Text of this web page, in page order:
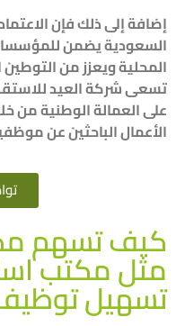
إضافة إلى ذلك فإن
السعودية يضمن
المحلية ويعزز من
تسعى شركة العيد
على العمالة الوطنية من
الأعمال الباحثين عن
كيف تسهم
مثل مكتب
تسهيل